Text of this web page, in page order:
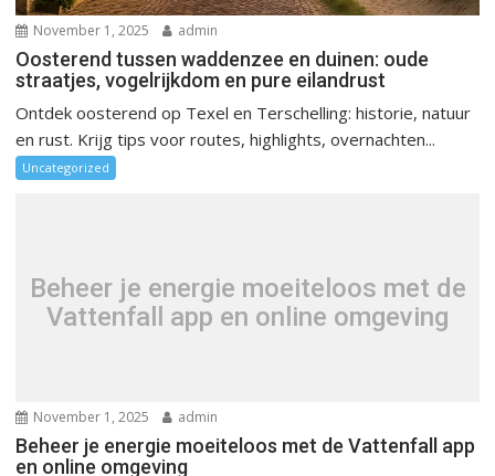
November 1, 2025 admin
Oosterend tussen waddenzee en duinen: oude
straatjes, vogelrijkdom en pure eilandrust
Ontdek oosterend op Texel en Terschelling: historie, natuur
en rust. Krijg tips voor routes, highlights, overnachten...
Uncategorized
Beheer je energie moeiteloos met de
Vattenfall app en online omgeving
November 1, 2025 admin
Beheer je energie moeiteloos met de Vattenfall app
en online omgeving